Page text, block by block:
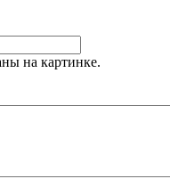
на картинке.